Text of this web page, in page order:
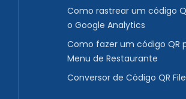
Como rastrear um código
o Google Analytics
Como fazer um código QR
Menu de Restaurante
Conversor de Código QR File